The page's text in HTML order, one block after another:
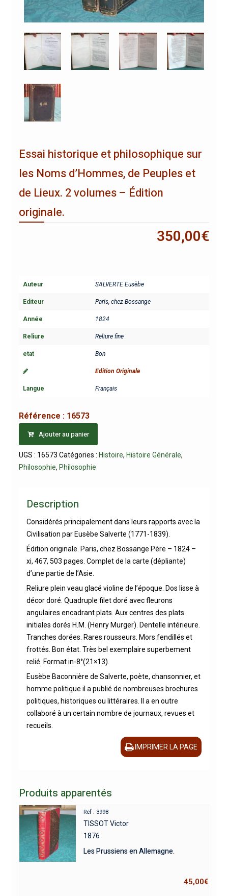
Essai historique et philosophique sur
les Noms d’Hommes, de Peuples et
de Lieux. 2 volumes – Édition
originale.
350,00€
Auteur SALVERTE Eusèbe
Editeur Paris, chez Bossange
Année 1824
Reliure Reliure fine
etat Bon
Edition Originale
Langue Français
Référence : 16573
Ajouter au panier
UGS : 16573 Catégories : Histoire, Histoire Générale,
Philosophie, Philosophie
Description
Considérés principalement dans leurs rapports avec la
Civilisation par Eusèbe Salverte (1771-1839).
Édition originale. Paris, chez Bossange Père – 1824 –
xi, 467, 503 pages. Complet de la carte (dépliante)
d’une partie de l’Asie.
Reliure plein veau glacé violine de l’époque. Dos lisse à
décor doré. Quadruple filet doré avec fleurons
angulaires encadrant plats. Aux centres des plats
initiales dorés H.M. (Henry Murger). Dentelle intérieure.
Tranches dorées. Rares rousseurs. Mors fendillés et
frottés. Bon état. Très bel exemplaire superbement
relié. Format in-8°(21×13).
Eusèbe Baconnière de Salverte, poète, chansonnier, et
homme politique il a publié de nombreuses brochures
politiques, historiques ou littéraires. Il a en outre
collaboré à un certain nombre de journaux, revues et
recueils.
IMPRIMER LA PAGE
Produits apparentés
Réf : 3998
TISSOT Victor
1876
Les Prussiens en Allemagne.
45,00€